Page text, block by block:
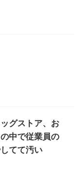
グストア、お
中で従業員の
てて汚い